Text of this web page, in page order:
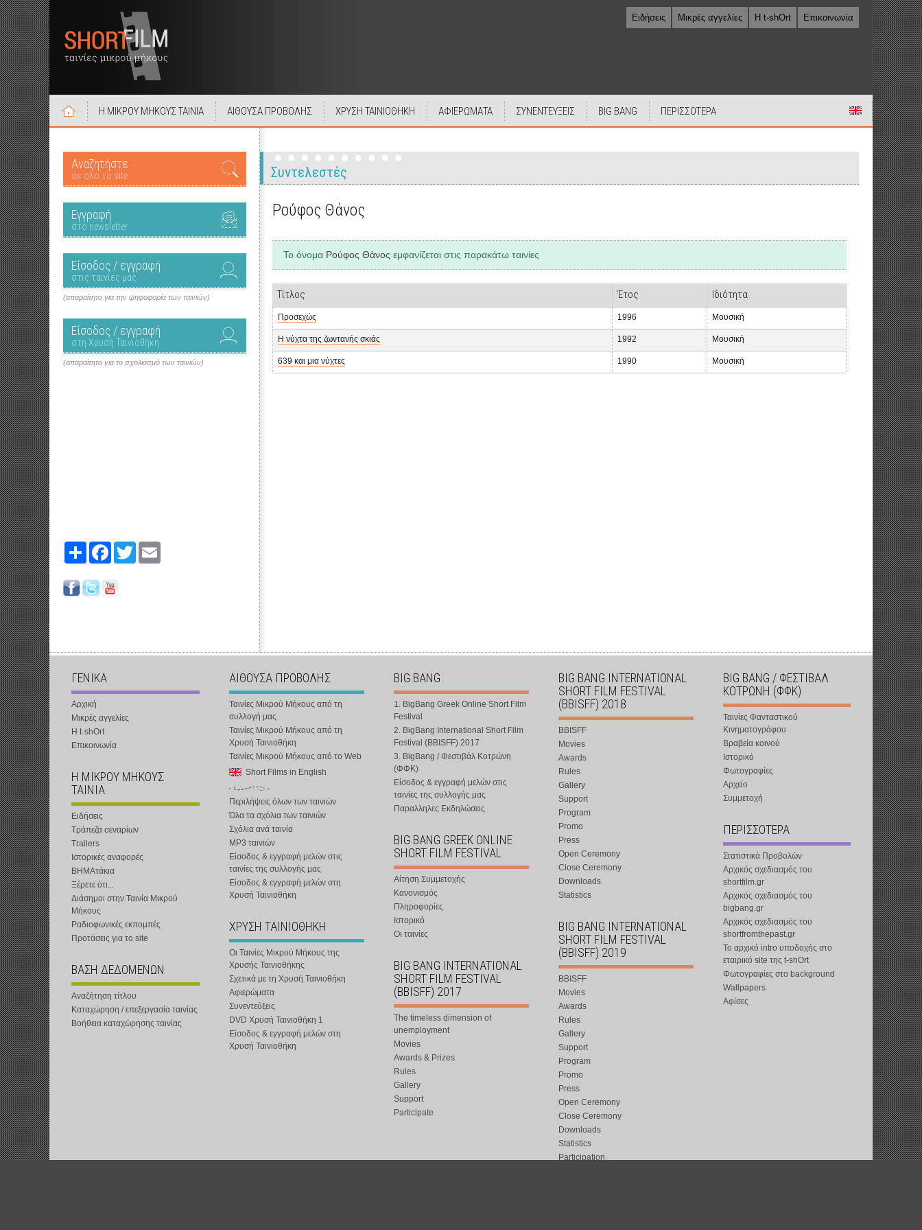
Ειδήσεις Μικρές αγγελίες Η t-shOrt Επικοινωνία
Η ΜΙΚΡΟΥ ΜΗΚΟΥΣ ΤΑΙΝΙΑ ΑΙΘΟΥΣΑ ΠΡΟΒΟΛΗΣ ΧΡΥΣΗ ΤΑΙΝΙΟΘΗΚΗ ΑΦΙΕΡΩΜΑΤΑ ΣΥΝΕΝΤΕΥΞΕΙΣ BIG BANG ΠΕΡΙΣΣΟΤΕΡΑ
Αναζητήστε
σε όλο το site
Εγγραφή
στο newsletter
Είσοδος / εγγραφή
στις ταινίες μας
(απαραίτητο για την ψηφοφορία των ταινιών)
Είσοδος / εγγραφή
στη Χρυσή Ταινιοθήκη
(απαραίτητο για το σχολιασμό των ταινιών)
Share FacebookTwitter
Συντελεστές
Ρούφος Θάνος
Το όνομα Ρούφος Θάνος εμφανίζεται στις παρακάτω ταινίες
Τίτλος Έτος Ιδιότητα
Προσεχώς 1996 Μουσική
Η νύχτα της ζωντανής σκιάς 1992 Μουσική
639 και μια νύχτες 1990 Μουσική
ΓΕΝΙΚΑ
Αρχική
Μικρές αγγελίες
Η t-shOrt
Επικοινωνία
Η ΜΙΚΡΟΥ ΜΗΚΟΥΣ
ΤΑΙΝΙΑ
Ειδήσεις
Τράπεζα σεναρίων
Trailers
Ιστορικές αναφορές
ΒΗΜΑτάκια
Ξέρετε ότι...
Διάσημοι στην Ταινία Μικρού
Μήκους
Ραδιοφωνικές εκπομπές
Προτάσεις για το site
ΒΑΣΗ ΔΕΔΟΜΕΝΩΝ
Αναζήτηση τίτλου
Καταχώρηση / επεξεργασία ταινίας
Βοήθεια καταχώρησης ταινίας
ΑΙΘΟΥΣΑ ΠΡΟΒΟΛΗΣ
Ταινίες Μικρού Μήκους από τη
συλλογή μας
Ταινίες Μικρού Μήκους από τη
Χρυσή Ταινιοθήκη
Ταινίες Μικρού Μήκους από το Web
Short Films in English
Περιλήψεις όλων των ταινιών
Όλα τα σχόλια των ταινιών
Σχόλια ανά ταινία
MP3 ταινιών
Είσοδος & εγγραφή μελών στις
ταινίες της συλλογής μας
Είσοδος & εγγραφή μελών στη
Χρυσή Ταινιοθήκη
ΧΡΥΣΗ ΤΑΙΝΙΟΘΗΚΗ
Οι Ταινίες Μικρού Μήκους της
Χρυσής Ταινιοθήκης
Σχετικά με τη Χρυσή Ταινιοθήκη
Αφιερώματα
Συνεντεύξεις
DVD Χρυσή Ταινιοθήκη 1
Είσοδος & εγγραφή μελών στη
Χρυσή Ταινιοθήκη
BIG BANG
1. BigBang Greek Online Short Film
Festival
2. BigBang International Short Film
Festival (BBISFF) 2017
3. BigBang / Φεστιβάλ Κοτρώνη
(ΦΦΚ)
Είσοδος & εγγραφή μελών στις
ταινίες της συλλογής μας
Παραλληλες Εκδηλώσεις
BIG BANG GREEK ONLINE
SHORT FILM FESTIVAL
Αίτηση Συμμετοχής
Κανονισμός
Πληροφορίες
Ιστορικό
Οι ταινίες
BIG BANG INTERNATIONAL
SHORT FILM FESTIVAL
(BBISFF) 2017
The timeless dimension of
unemployment
Movies
Awards & Prizes
Rules
Gallery
Support
Participate
BIG BANG INTERNATIONAL
SHORT FILM FESTIVAL
(BBISFF) 2018
BBISFF
Movies
Awards
Rules
Gallery
Support
Program
Promo
Press
Open Ceremony
Close Ceremony
Downloads
Statistics
BIG BANG INTERNATIONAL
SHORT FILM FESTIVAL
(BBISFF) 2019
BBISFF
Movies
Awards
Rules
Gallery
Support
Program
Promo
Press
Open Ceremony
Close Ceremony
Downloads
Statistics
Participation
BIG BANG / ΦΕΣΤΙΒΑΛ
ΚΟΤΡΩΝΗ (ΦΦΚ)
Ταινίες Φανταστικού
Κινηματογράφου
Βραβεία κοινού
Ιστορικό
Φωτογραφίες
Αρχείο
Συμμετοχή
ΠΕΡΙΣΣΟΤΕΡΑ
Στατιστικά Προβολών
Αρχικός σχεδιασμός του
shortfilm.gr
Αρχικός σχεδιασμός του
bigbang.gr
Αρχικός σχεδιασμός του
shortfromthepast.gr
Το αρχικό intro υποδοχής στο
εταιρικό site της t-shOrt
Φωτογραφίες στο background
Wallpapers
Αφίσες